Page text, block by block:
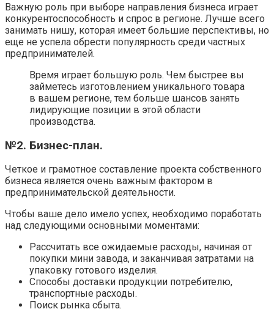
Важную роль при выборе направления бизнеса играет
конкурентоспособность и спрос в регионе. Лучше всего
занимать нишу, которая имеет большие перспективы, но
еще не успела обрести популярность среди частных
предпринимателей.
Время играет большую роль. Чем быстрее вы
займетесь изготовлением уникального товара
в вашем регионе, тем больше шансов занять
лидирующие позиции в этой области
производства.
№2. Бизнес-план.
Четкое и грамотное составление проекта собственного
бизнеса является очень важным фактором в
предпринимательской деятельности.
Чтобы ваше дело имело успех, необходимо поработать
над следующими основными моментами:
Рассчитать все ожидаемые расходы, начиная от
покупки мини завода, и заканчивая затратами на
упаковку готового изделия.
Способы доставки продукции потребителю,
транспортные расходы.
Поиск рынка сбыта.